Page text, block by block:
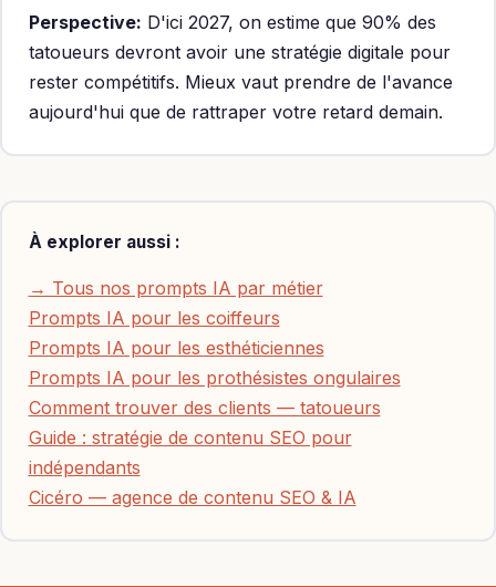
Perspective: D'ici 2027, on estime que 90% des
tatoueurs devront avoir une stratégie digitale pour
rester compétitifs. Mieux vaut prendre de l'avance
aujourd'hui que de rattraper votre retard demain.
À explorer aussi :
→ Tous nos prompts IA par métier
Prompts IA pour les coiffeurs
Prompts IA pour les esthéticiennes
Prompts IA pour les prothésistes ongulaires
Comment trouver des clients — tatoueurs
Guide : stratégie de contenu SEO pour
indépendants
Cicéro — agence de contenu SEO & IA